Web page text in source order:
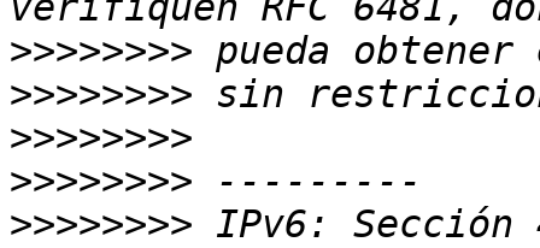
>>>>>>>>
>>>>>>>>
>>>>>>>>
>>>>>>>>
>>>>>>>> IPv6: